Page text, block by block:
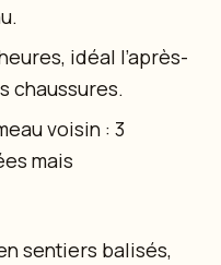
idéal l’après-
chaussures.
voisin : 3
mais
sentiers balisés,